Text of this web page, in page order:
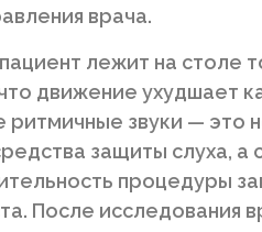
врача.
лежит на столе
движение ухудшает
ритмичные звуки — это
защиты слуха, а
процедуры
После исследования